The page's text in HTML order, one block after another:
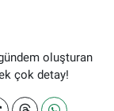
oluşturan
çok detay!